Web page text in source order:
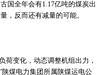
国全年会有1.17亿吨的煤炭出
，反而还有减量的可能。
荷变化，动态调整机组出力，
陕煤电力集团所属陕煤运电公